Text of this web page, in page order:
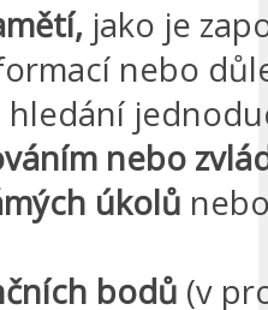
jako je
nebo
nebo
úkolů
bodů (v